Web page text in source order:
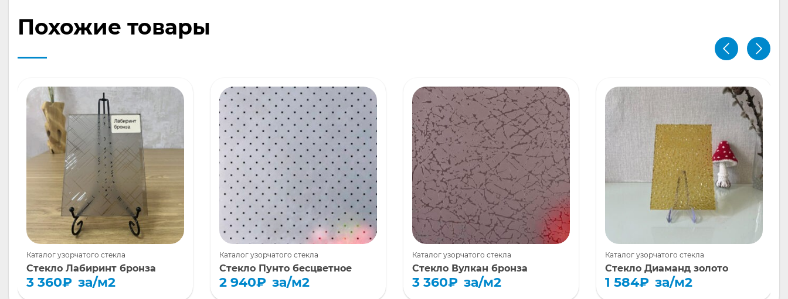
Похожие товары
Каталог узорчатого стекла
Стекло Лабиринт бронза
3 360₽ за/м2
Каталог узорчатого стекла
Стекло Пунто бесцветное
2 940₽ за/м2
Каталог узорчатого стекла
Стекло Вулкан бронза
3 360₽ за/м2
Каталог узорчатого стекла
Стекло Диаманд золото
1 584₽ за/м2